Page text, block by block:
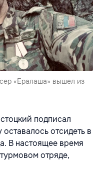
«Ералаша» вышел из
подписал
отсидеть в
В настоящее время
отряде,